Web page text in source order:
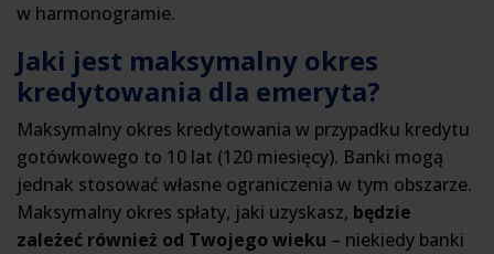
w harmonogramie.
Jaki jest maksymalny okres
kredytowania dla emeryta?
Maksymalny okres kredytowania w przypadku kredytu
gotówkowego to 10 lat (120 miesięcy). Banki mogą
jednak stosować własne ograniczenia w tym obszarze.
Maksymalny okres spłaty, jaki uzyskasz, będzie
zależeć również od Twojego wieku – niekiedy banki